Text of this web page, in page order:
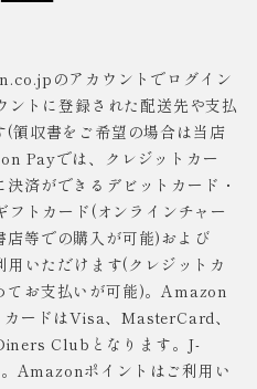
のアカウントでログイン
トに登録された配送先や支払
(領収書をご希望の場合は当店
Payでは、クレジットカー
済ができるデビットカード・
トカード(オンラインチャー
店等での購入が可能)および
用いただけます(クレジットカ
てお支払いが可能)。Amazon
ードはVisa、MasterCard、
Clubとなります。J-
Amazonポイントはご利用い